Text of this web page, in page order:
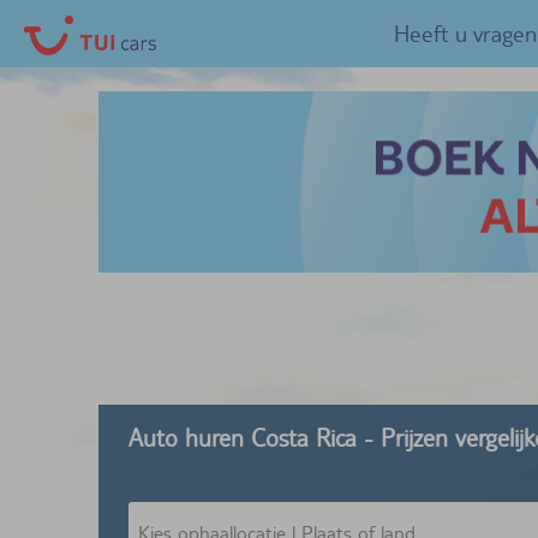
Heeft u
Auto huren Costa Rica - Prijzen